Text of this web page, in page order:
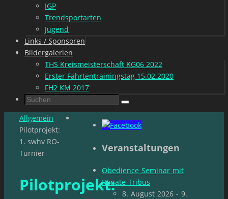
IGP
Trendsportarten
Jugend
Links / Sponsoren
Bildergalerien
THS Kreismeisterschaft KG06 2022
Erster Fährtentrainingstag 15.02.2020
FH2 KM 2017
Suchen
nach:
Suchen
Start
Allgemein
Pilotprojekt:
1. swhv RO-
Turnier
Pilotprojekt:
Veranstaltungen
Obedience Seminar mit
Renate Tribus
8. August 2026 - 9.